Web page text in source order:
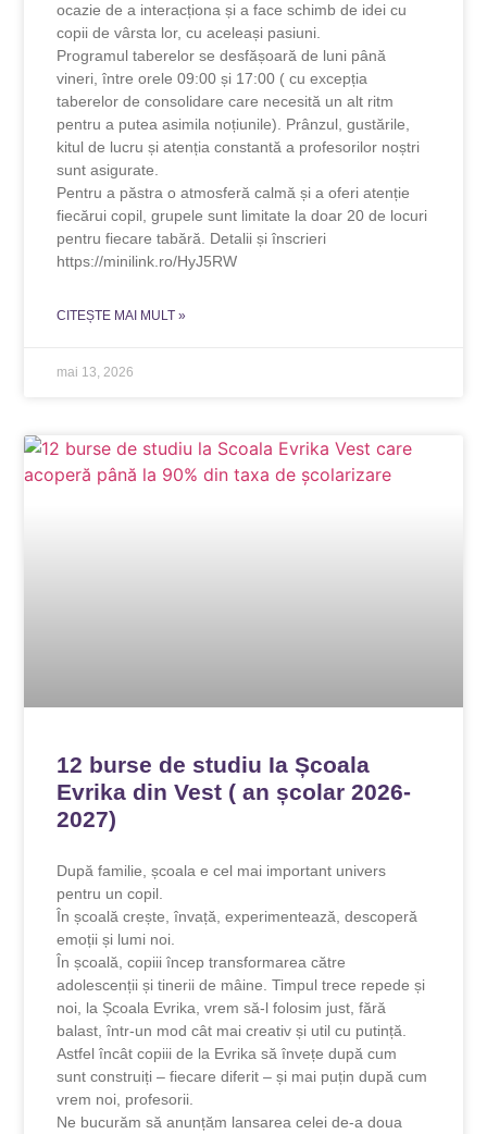
ocazie de a interacționa și a face schimb de idei cu
copii de vârsta lor, cu aceleași pasiuni.
Programul taberelor se desfășoară de luni până
vineri, între orele 09:00 și 17:00 ( cu excepția
taberelor de consolidare care necesită un alt ritm
pentru a putea asimila noțiunile). Prânzul, gustările,
kitul de lucru și atenția constantă a profesorilor noștri
sunt asigurate.
Pentru a păstra o atmosferă calmă și a oferi atenție
fiecărui copil, grupele sunt limitate la doar 20 de locuri
pentru fiecare tabără. Detalii și înscrieri
https://minilink.ro/HyJ5RW
CITEȘTE MAI MULT »
mai 13, 2026
12 burse de studiu Ia Școala
Evrika din Vest ( an școlar 2026-
2027)
După familie, școala e cel mai important univers
pentru un copil.
În școală crește, învață, experimentează, descoperă
emoții și lumi noi.
În școală, copiii încep transformarea către
adolescenții și tinerii de mâine. Timpul trece repede și
noi, la Școala Evrika, vrem să-l folosim just, fără
balast, într-un mod cât mai creativ și util cu putință.
Astfel încât copiii de la Evrika să învețe după cum
sunt construiți – fiecare diferit – și mai puțin după cum
vrem noi, profesorii.
Ne bucurăm să anunțăm lansarea celei de-a doua